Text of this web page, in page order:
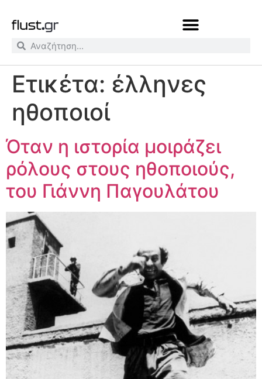
Ετικέτα: έλληνες
ηθοποιοί
Όταν η ιστορία μοιράζει
ρόλους στους ηθοποιούς,
του Γιάννη Παγουλάτου